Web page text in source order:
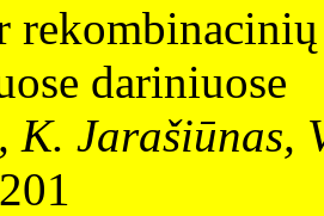
dariniuose
K. Jarašiūnas,
201